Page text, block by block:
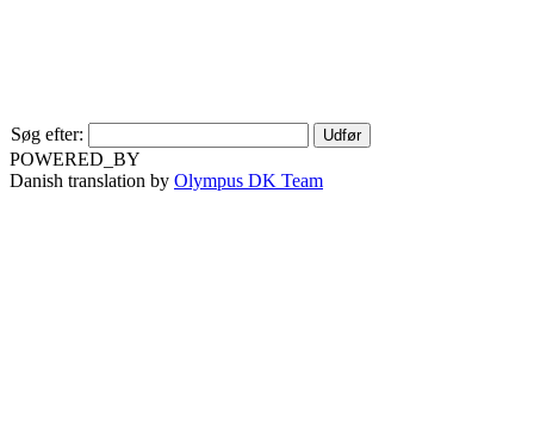
Søg efter:
POWERED_BY
Danish translation by Olympus DK Team